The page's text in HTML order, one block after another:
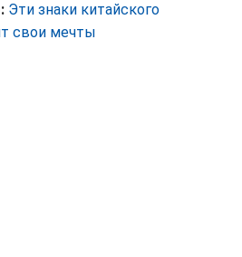
Эти знаки китайского
свои мечты